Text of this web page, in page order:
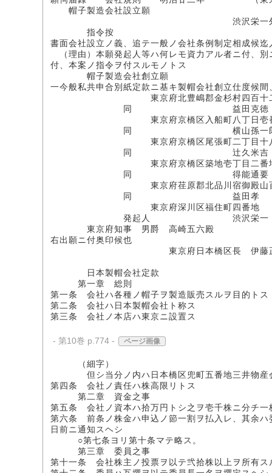
帽子製造会社設立願
渋沢栄一外五
指令按
書面会社設立ノ義、追テ一般ノ会社条例制定相成候
（理由）本願発起人等ハ何レモ資力アル者ニ付、
付、本案ノ指令ヲ付スルモノトス
帽子製造会社創立願
一今般私共申合別紙定款ニ基キ製帽会社創立仕度候
東京府北豊嶋郡金杉村四百十二
同 益田克
東京府京橋区入船町八丁日壱
同 横山孫一郎 (
東京府京橋区尾張町二丁目十八
同 辻久米吉 (
東京府京橋区築地壱丁目二番
同 得能通要 (
東京府荏原郡北品川宿御殿山百六
同 益田孝
東京府深川区福住町四番地
発起人 渋沢栄
東京府知事 男爵 高崎五六殿
右出願ニ付奥印候也
東京府日本橋区長 伊藤
日本製帽会社定款
第一章 総則
第一条 会社ハ各種ノ帽子ヲ製造販売スルヲ目的トス
第二条 会社ハ日本製帽会社ト称ス
第三条 会社ノ本店ハ東京ニ設置ス
- 第10巻 p.774 - ページ画像
（細字）
但シ当分ノ内ハ日本橋区兜町五番地三井物産会
第四条 会社ノ責任ハ株高限リトス
第二章 資金之事
第五条 会社ノ資本ハ拾万円トシ之ヲ壱千株ニ分チ一
第六条 前条ノ株金ハ申込ノ節一割ヲ払入レ、其余ハ
日前ニ通知スヘシ
○第七条ヨリ第十条マテ略ス。
第三章 委員之事
第十一条 会社株主ノ投票ヲ以テ弐拾株以上ヲ所有